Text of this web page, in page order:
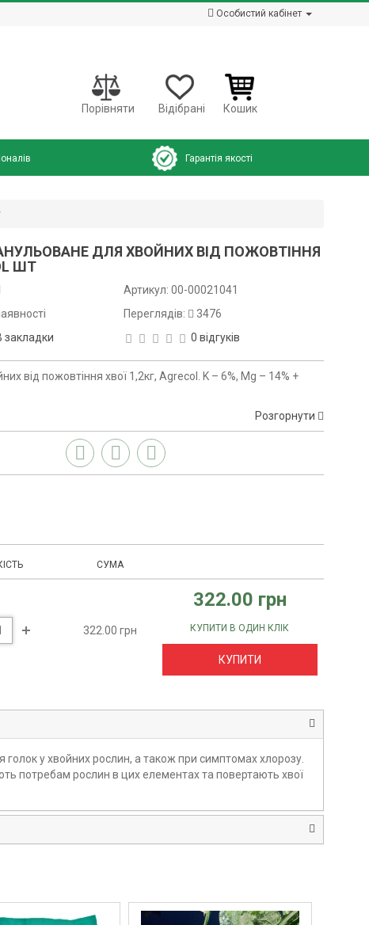
Особистий кабінет
Порівняти Відібрані Кошик
Гарантія якості
ДЛЯ ХВОЙНИХ ВІД ПОЖОВТІННЯ
ШТ
закладки
Артикул: 00-00021041
Переглядів:
3476
0 відгуків
від пожовтіння хвої 1,2кг, Agrecol. K – 6%, Mg – 14% +
Розгорнути
СУМА
322.00 грн
322.00 грн
КУПИТИ В ОДИН КЛІК
КУПИТИ
у хвойних рослин, а також при симптомах хлорозу.
потребам рослин в цих елементах та повертають хвої